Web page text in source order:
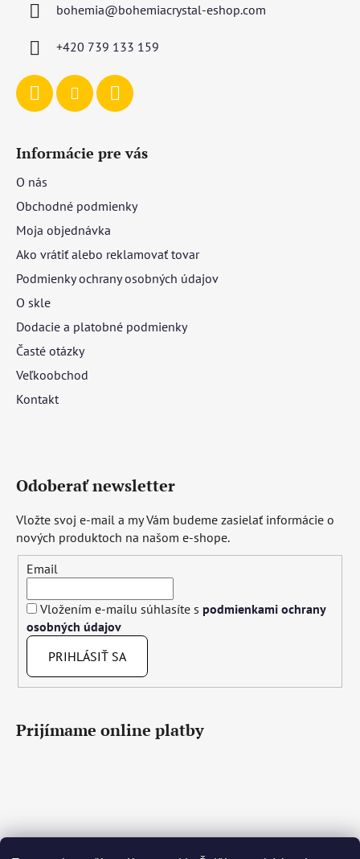
bohemia@bohemiacrystal-eshop.com
+420 739 133 159
Informácie pre vás
O nás
Obchodné podmienky
Moja objednávka
Ako vrátiť alebo reklamovať tovar
Podmienky ochrany osobných údajov
O skle
Dodacie a platobné podmienky
Časté otázky
Veľkoobchod
Kontakt
Odoberať newsletter
Vložte svoj e-mail a my Vám budeme zasielať informácie o
nových produktoch na našom e-shope.
Email
Vložením e-mailu súhlasíte s podmienkami ochrany
osobných údajov
PRIHLÁSIŤ SA
Prijímame online platby